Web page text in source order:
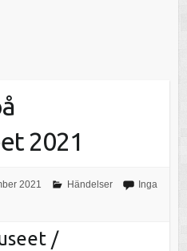
2021
2021 Händelser
Inga
/